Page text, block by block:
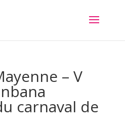
– V
carnaval de